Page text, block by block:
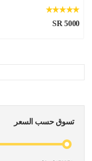
تسوق حسب السعر
SR 5000